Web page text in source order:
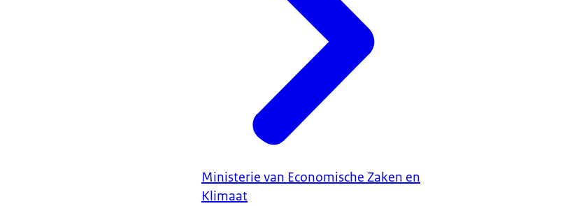
Ministerie van Economische Zaken en
Klimaat